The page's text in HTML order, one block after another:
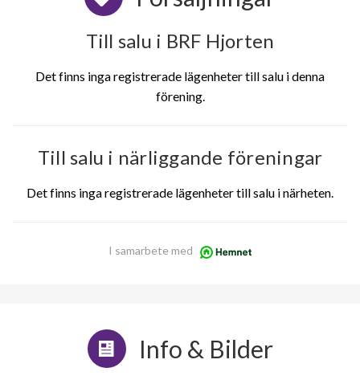
Till salu i BRF Hjorten
Det finns inga registrerade lägenheter till salu i denna
förening.
Till salu i närliggande föreningar
Det finns inga registrerade lägenheter till salu i närheten.
I samarbete med
Info & Bilder